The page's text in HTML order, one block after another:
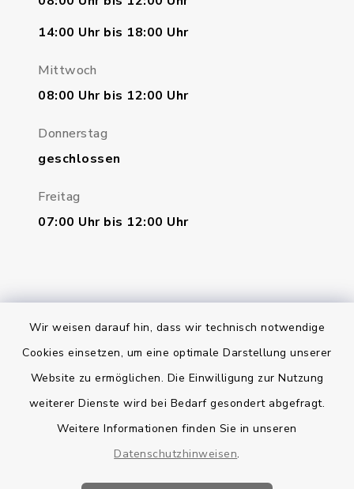
Wir weisen darauf hin, dass wir technisch notwendige
Cookies einsetzen, um eine optimale Darstellung unserer
Website zu ermöglichen. Die Einwilligung zur Nutzung
weiterer Dienste wird bei Bedarf gesondert abgefragt.
Weitere Informationen finden Sie in unseren
Datenschutzhinweisen.
14:00 Uhr bis 18:00 Uhr
Mittwoch
08:00 Uhr bis 12:00 Uhr
Donnerstag
geschlossen
Freitag
07:00 Uhr bis 12:00 Uhr
Bankverbindung
Barrierefreiheit